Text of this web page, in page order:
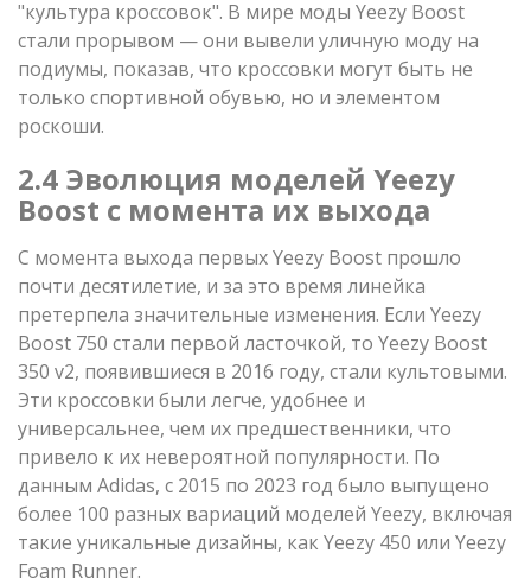
"культура кроссовок". В мире моды Yeezy Boost
стали прорывом — они вывели уличную моду на
подиумы, показав, что кроссовки могут быть не
только спортивной обувью, но и элементом
роскоши.
2.4 Эволюция моделей Yeezy
Boost с момента их выхода
С момента выхода первых Yeezy Boost прошло
почти десятилетие, и за это время линейка
претерпела значительные изменения. Если Yeezy
Boost 750 стали первой ласточкой, то Yeezy Boost
350 v2, появившиеся в 2016 году, стали культовыми.
Эти кроссовки были легче, удобнее и
универсальнее, чем их предшественники, что
привело к их невероятной популярности. По
данным Adidas, с 2015 по 2023 год было выпущено
более 100 разных вариаций моделей Yeezy, включая
такие уникальные дизайны, как Yeezy 450 или Yeezy
Foam Runner.